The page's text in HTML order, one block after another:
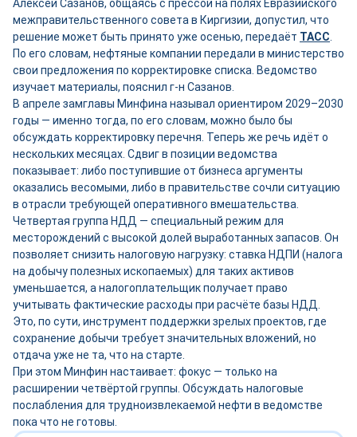
Алексей Сазанов, общаясь с прессой на полях Евразийского
межправительственного совета в Киргизии, допустил, что
решение может быть принято уже осенью, передаёт ТАСС.
По его словам, нефтяные компании передали в министерство
свои предложения по корректировке списка. Ведомство
изучает материалы, пояснил г-н Сазанов.
В апреле замглавы Минфина называл ориентиром 2029–2030
годы — именно тогда, по его словам, можно было бы
обсуждать корректировку перечня. Теперь же речь идёт о
нескольких месяцах. Сдвиг в позиции ведомства
показывает: либо поступившие от бизнеса аргументы
оказались весомыми, либо в правительстве сочли ситуацию
в отрасли требующей оперативного вмешательства.
Четвертая группа НДД — специальный режим для
месторождений с высокой долей выработанных запасов. Он
позволяет снизить налоговую нагрузку: ставка НДПИ (налога
на добычу полезных ископаемых) для таких активов
уменьшается, а налогоплательщик получает право
учитывать фактические расходы при расчёте базы НДД.
Это, по сути, инструмент поддержки зрелых проектов, где
сохранение добычи требует значительных вложений, но
отдача уже не та, что на старте.
При этом Минфин настаивает: фокус — только на
расширении четвёртой группы. Обсуждать налоговые
послабления для трудноизвлекаемой нефти в ведомстве
пока что не готовы.